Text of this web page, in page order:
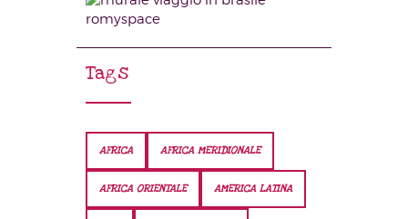
Tags
AFRICA AFRICA MERIDIONALE
AFRICA ORIENTALE AMERICA LATINA